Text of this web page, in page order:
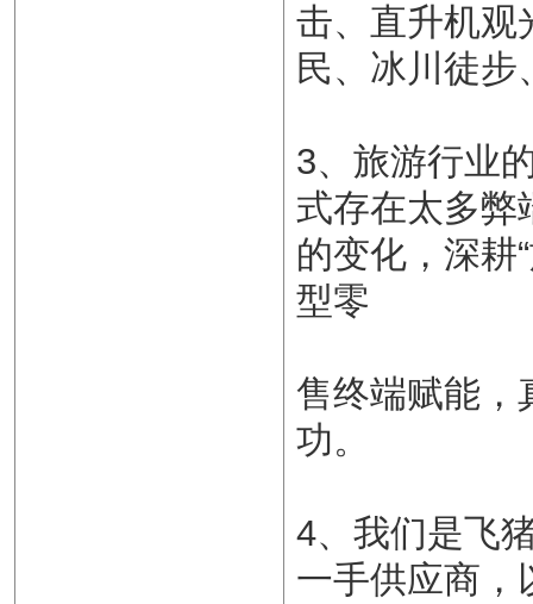
击、直升机观
民、冰川徒步
3、旅游行业
式存在太多弊
的变化，深耕
型零
售终端赋能，
功。
4、我们是飞
一手供应商，